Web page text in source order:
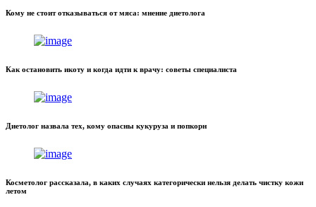
Кому не стоит отказываться от мяса: мнение диетолога
Как остановить икоту и когда идти к врачу: советы специалиста
Диетолог назвала тех, кому опасны кукуруза и попкорн
Косметолог рассказала, в каких случаях категорически нельзя делать чистку кожи
летом